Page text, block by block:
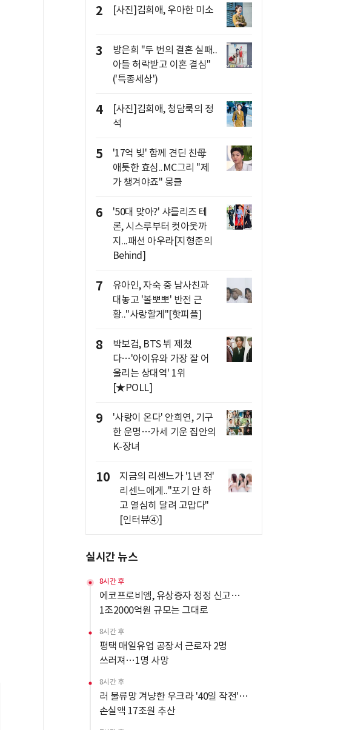
2 [사진]김희애, 우아한 미소
3
방은희 "두 번의 결혼 실패..
아들 허락받고 이혼 결심"
('특종세상')
4
[사진]김희애, 청담룩의 정
석
5
'17억 빚' 함께 견딘 친母
애틋한 효심..MC그리 "제
가 챙겨야죠" 뭉클
6
'50대 맞아?' 샤를리즈 테
론, 시스루부터 컷아웃까
지...패션 아우라[지형준의
Behind]
7
유아인, 자숙 중 남사친과
대놓고 '볼뽀뽀' 반전 근
황.."사랑할게"[핫피플]
8
박보검, BTS 뷔 제쳤
다…'아이유와 가장 잘 어
울리는 상대역' 1위
[★POLL]
9
'사랑이 온다' 안희연, 기구
한 운명…가세 기운 집안의
K-장녀
10
지금의 리센느가 '1년 전'
리센느에게.."포기 안 하
고 열심히 달려 고맙다"
[인터뷰④]
실시간 뉴스
8시간 후
에코프로비엠, 유상증자 정정 신고…
1조2000억원 규모는 그대로
8시간 후
평택 매일유업 공장서 근로자 2명
쓰러져…1명 사망
8시간 후
러 물류망 겨냥한 우크라 '40일 작전'…
손실액 17조원 추산